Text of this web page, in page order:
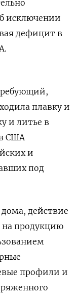
исключении
дефицит в
плавку и
и литье в
США
и
под
действие
на продукцию
профили и